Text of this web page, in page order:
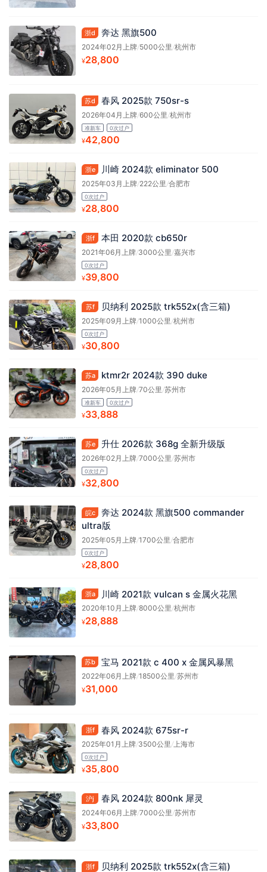
浙d 奔达 黑旗500
2024年02月上牌/5000公里/杭州市
¥28,800
苏d 春风 2025款 750sr-s
2026年04月上牌/600公里/杭州市
准新车 0次过户
¥42,800
浙e 川崎 2024款 eliminator 500
2025年03月上牌/222公里 /合肥市
0次过户
¥28,800
浙f 本田 2020款 cb650r
2021年06月上牌/3000公里 /嘉兴市
0次过户
¥39,800
苏f 贝纳利 2025款 trk552x(含三箱)
2025年09月上牌/1000公里 /杭州市
0次过户
¥30,800
苏a ktmr2r 2024款 390 duke
2026年05月上牌/70公里 /苏州市
准新车 0次过户
¥33,888
苏e 升仕 2026款 368g 全新升级版
2026年02月上牌/7000公里 /苏州市
0次过户
¥32,800
皖c
奔达 2024款 黑旗500 commander
ultra版
2025年05月上牌/1700公里 /合肥市
0次过户
¥28,800
浙a 川崎 2021款 vulcan s 金属火花黑
2020年10月上牌/8000公里/杭州市
¥28,888
苏b 宝马 2021款 c 400 x 金属风暴黑
2022年06月上牌/18500公里/苏州市
¥31,000
浙f 春风 2024款 675sr-r
2025年01月上牌/3500公里/上海市
0次过户
¥35,800
沪j 春风 2024款 800nk 犀灵
2024年06月上牌/7000公里/苏州市
¥33,800
浙f 贝纳利 2025款 trk552x(含三箱)